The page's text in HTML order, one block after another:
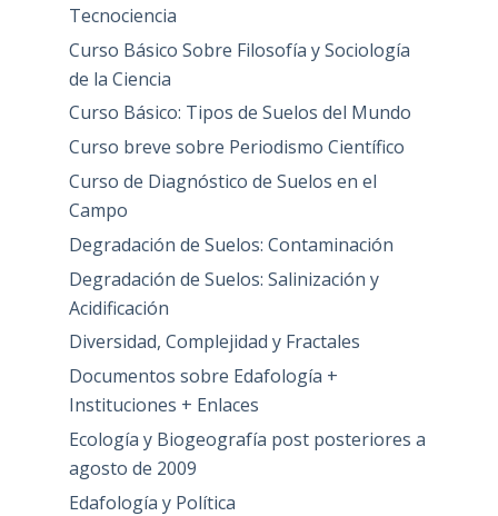
Tecnociencia
Curso Básico Sobre Filosofía y Sociología
de la Ciencia
Curso Básico: Tipos de Suelos del Mundo
Curso breve sobre Periodismo Científico
Curso de Diagnóstico de Suelos en el
Campo
Degradación de Suelos: Contaminación
Degradación de Suelos: Salinización y
Acidificación
Diversidad, Complejidad y Fractales
Documentos sobre Edafología +
Instituciones + Enlaces
Ecología y Biogeografía post posteriores a
agosto de 2009
Edafología y Política